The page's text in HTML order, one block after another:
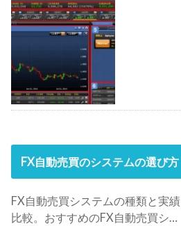
FX自動売買のシステムの選び方
FX自動売買システムの種類と実績
比較。おすすめのFX自動売買シス